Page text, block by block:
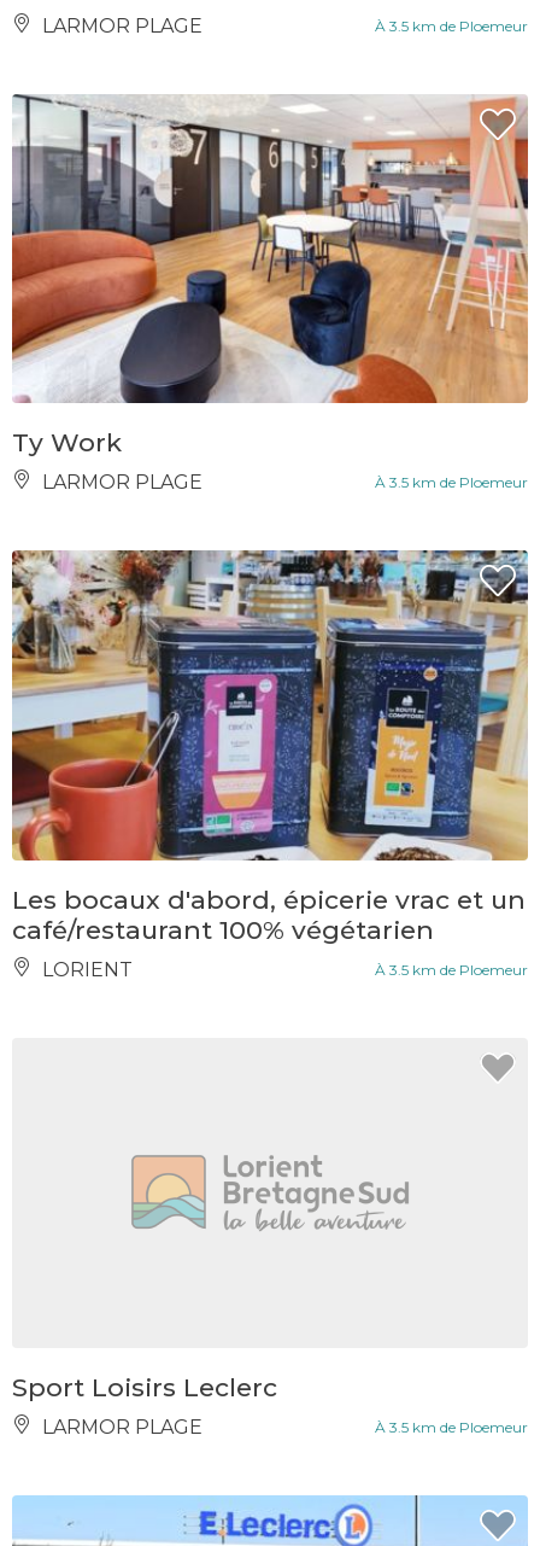
LARMOR PLAGE À 3.5 km de Ploemeur
Ty Work
LARMOR PLAGE À 3.5 km de Ploemeur
Les bocaux d'abord, épicerie vrac et un
café/restaurant 100% végétarien
LORIENT À 3.5 km de Ploemeur
Sport Loisirs Leclerc
LARMOR PLAGE À 3.5 km de Ploemeur